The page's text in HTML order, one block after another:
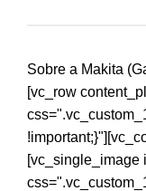
Sobre a Makita
[vc_row
[vc_single_image